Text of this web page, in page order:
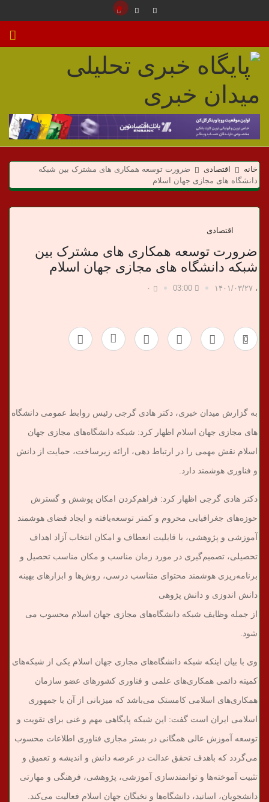
م
ی
د
ا
خ
ب
ر
ی
خانه اقتصادی
ضرورت توسعه همکاری های مشترک بین شبکه
دانشگاه های مجازی جهان اسلام
اقتصادی
ضرورت توسعه همکاری های مشترک بین
شبکه دانشگاه های مجازی جهان اسلام
، ۱۴۰۱/۰۳/۲۷ 03:00 ۰
0
به گزارش میدان خبری، دکتر هادی گرجی رئیس روابط عمومی دانشگاه
های مجازی جهان اسلام اظهار کرد: شبکه دانشگاه‌های مجازی جهان
اسلام نقش مهمی را در ارتباط دهی، ارائه زیرساخت، حمایت از دانش
و فناوری هوشمند دارد.
دکتر هادی گرجی اظهار کرد: فراهم‌کردن امکان پوشش و گسترش
حوزه‌های جغرافیایی محروم و کمتر توسعه‌یافته و ایجاد فضای هوشمند
آموزشی و پژوهشی، با قابلیت انعطاف و امکان انتخاب آزاد اهداف
تحصیلی، تصمیم‌گیری در مورد زمان مناسب و مکان مناسب تحصیل و
برنامه‌ریزی هوشمند محتوای متناسب درسی، روش‌ها و ابزارهای بهینه
دانش اندوزی و دانش پژوهی
از جمله وظایف شبکه دانشگاه‌های مجازی جهان اسلام محسوب می
شود.
وی با بیان اینکه شبکه دانشگاه‌های مجازی جهان اسلام یکی از شبکه‌های
کمیته دائمی همکاری‌های علمی و فناوری کشور‌های عضو سازمان
همکاری‌های اسلامی کامستک می‌باشد که میزبانی از آن با جمهوری
اسلامی ایران است گفت: این شبکه پایگاهی مهم و غنی برای تقویت و
توسعه آموزش عالی همگانی در بستر مجازی فناوری اطلاعات محسوب
می‌گردد که باهدف تحقق عدالت در عرصه دانش و اندیشه و تعمیق و
تثبیت آموخته‌ها و توانمندسازی آموزشی، پژوهشی، فرهنگی و مهارتی
دانشجویان، اساتید، دانشگاه‌ها و نخبگان جهان اسلام فعالیت می‌کند.